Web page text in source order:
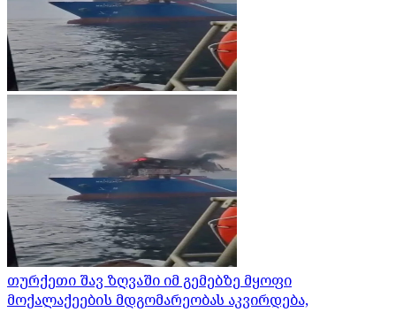
თურქეთი შავ ზღვაში იმ გემებზე მყოფი
მოქალაქეების მდგომარეობას აკვირდება,